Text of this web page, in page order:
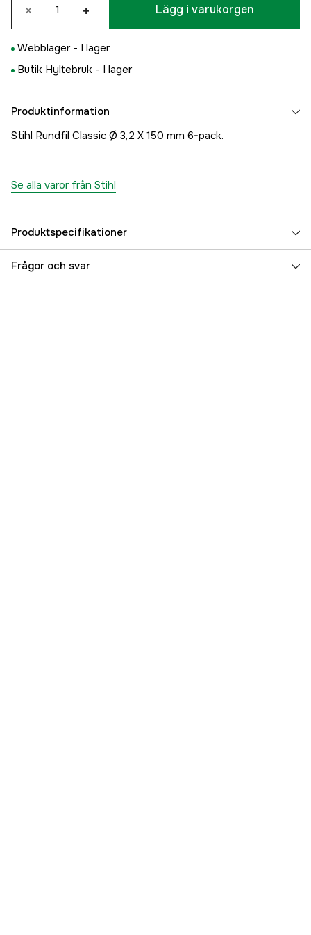
× + Lägg i varukorgen
Webblager - I lager
Butik Hyltebruk - I lager
Produktinformation
Stihl Rundfil Classic Ø 3,2 X 150 mm 6-pack.
Se alla varor från Stihl
Produktspecifikationer
Garanti 1 år
Frågor och svar